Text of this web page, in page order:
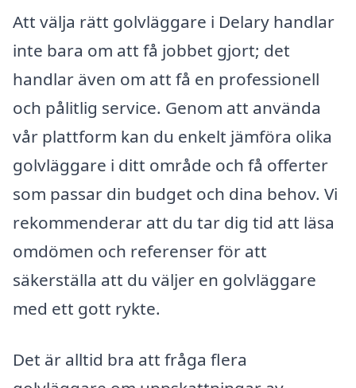
Att välja rätt golvläggare i Delary handlar
inte bara om att få jobbet gjort; det
handlar även om att få en professionell
och pålitlig service. Genom att använda
vår plattform kan du enkelt jämföra olika
golvläggare i ditt område och få offerter
som passar din budget och dina behov. Vi
rekommenderar att du tar dig tid att läsa
omdömen och referenser för att
säkerställa att du väljer en golvläggare
med ett gott rykte.
Det är alltid bra att fråga flera